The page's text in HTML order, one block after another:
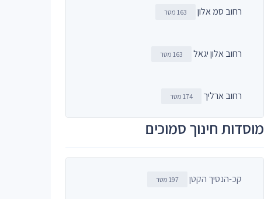
רחוב סמ אלון 163 מטר
רחוב אלון יגאל 163 מטר
רחוב ארליך 174 מטר
מוסדות חינוך סמוכים
קכ-הנסיך הקטן 197 מטר